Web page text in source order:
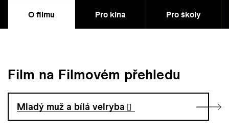
O filmu Pro kina Pro školy
Film na Filmovém přehledu
Mladý muž a bílá velryba